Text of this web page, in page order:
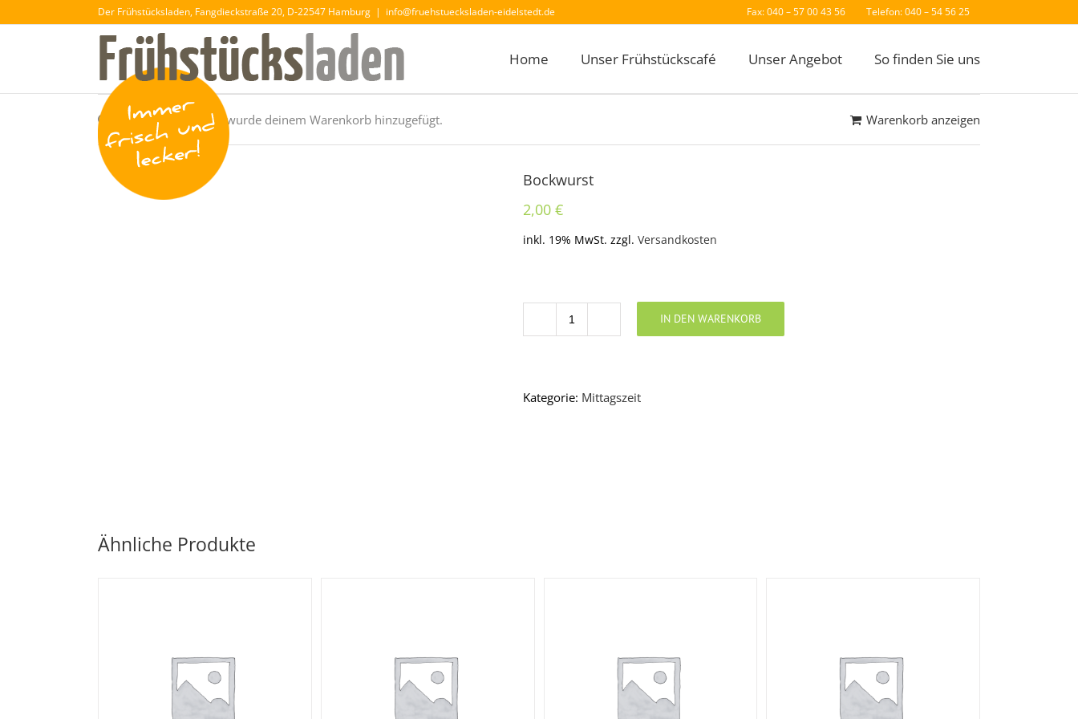
Der Frühstücksladen, Fangdieckstraße 20, D-22547 Hamburg | info@fruehstuecksladen-eidelstedt.de Fax: 040 – 57 00 43 56 Telefon: 040 – 54 56 25
Home Unser Frühstückscafé Unser Angebot So finden Sie uns
Warenkorb anzeigen
„Wiener Würstchen“ wurde deinem Warenkorb hinzugefügt.
Bockwurst
2,00 €
inkl. 19% MwSt. zzgl. Versandkosten
Anzahl
IN DEN WARENKORB
Kategorie: Mittagszeit
Ähnliche Produkte